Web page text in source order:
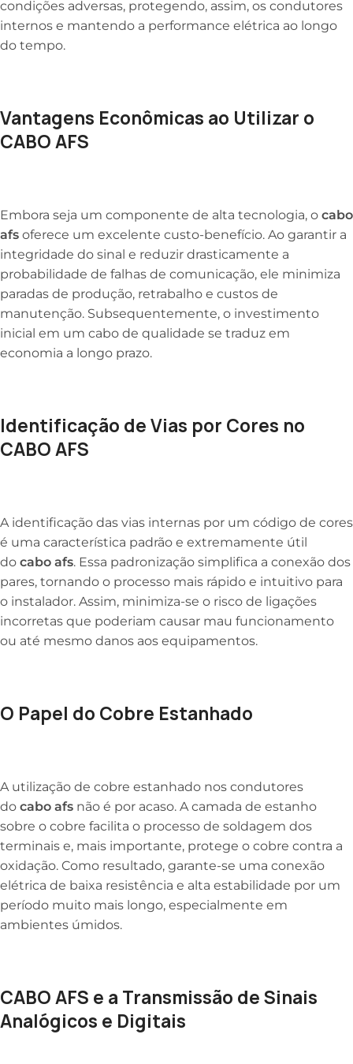
condições adversas, protegendo, assim, os condutores
internos e mantendo a performance elétrica ao longo
do tempo.
Vantagens Econômicas ao Utilizar o
CABO AFS
Embora seja um componente de alta tecnologia, o cabo
afs oferece um excelente custo-benefício. Ao garantir a
integridade do sinal e reduzir drasticamente a
probabilidade de falhas de comunicação, ele minimiza
paradas de produção, retrabalho e custos de
manutenção. Subsequentemente, o investimento
inicial em um cabo de qualidade se traduz em
economia a longo prazo.
Identificação de Vias por Cores no
CABO AFS
A identificação das vias internas por um código de cores
é uma característica padrão e extremamente útil
do cabo afs. Essa padronização simplifica a conexão dos
pares, tornando o processo mais rápido e intuitivo para
o instalador. Assim, minimiza-se o risco de ligações
incorretas que poderiam causar mau funcionamento
ou até mesmo danos aos equipamentos.
O Papel do Cobre Estanhado
A utilização de cobre estanhado nos condutores
do cabo afs não é por acaso. A camada de estanho
sobre o cobre facilita o processo de soldagem dos
terminais e, mais importante, protege o cobre contra a
oxidação. Como resultado, garante-se uma conexão
elétrica de baixa resistência e alta estabilidade por um
período muito mais longo, especialmente em
ambientes úmidos.
CABO AFS e a Transmissão de Sinais
Analógicos e Digitais